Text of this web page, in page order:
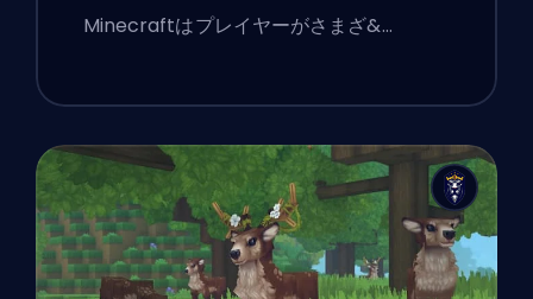
Minecraftはプレイヤーがさまざ&…